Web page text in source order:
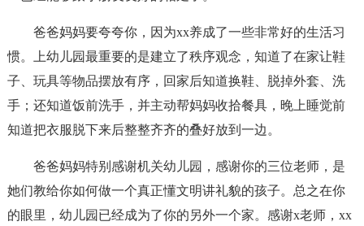
爸爸妈妈要夸夸你，因为xx养成了一些非常好的生活习
惯。上幼儿园最重要的是建立了秩序观念，知道了在家让鞋
子、玩具等物品摆放有序，回家后知道换鞋、脱掉外套、洗
手；还知道饭前洗手，并主动帮妈妈收拾餐具，晚上睡觉前
知道把衣服脱下来后整整齐齐的叠好放到一边。
爸爸妈妈特别感谢机关幼儿园，感谢你的三位老师，是
她们教给你如何做一个真正懂文明讲礼貌的孩子。总之在你
的眼里，幼儿园已经成为了你的另外一个家。感谢x老师，xx